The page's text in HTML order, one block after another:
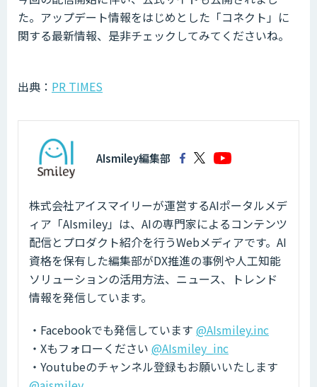
た。アップデート情報をはじめとした「コネクト」に
関する最新情報、是非チェックしてみてくださいね。
出典： PR TIMES
AIsmiley編集部
株式会社アイスマイリーが運営するAIポータルメデ
ィア「AIsmiley」は、AIの専門家によるコンテンツ
配信とプロダクト紹介を行うWebメディアです。AI
資格を保有した編集部がDX推進の事例や人工知能
ソリューションの活用方法、ニュース、トレンド
情報を発信しています。
・Facebookでも発信しています @AIsmiley.inc
・Xもフォローください @AIsmiley_inc
・Youtubeのチャンネル登録もお願いいたします